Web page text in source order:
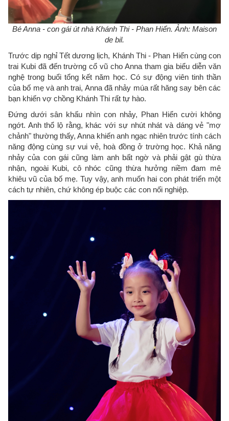
Bé Anna - con gái út nhà Khánh Thi - Phan Hiển. Ảnh: Maison
de bil.
Trước dịp nghỉ Tết dương lịch, Khánh Thi - Phan Hiển cùng con
trai Kubi đã đến trường cổ vũ cho Anna tham gia biểu diễn văn
nghệ trong buổi tổng kết năm học. Có sự động viên tinh thần
của bố mẹ và anh trai, Anna đã nhảy múa rất hăng say bên các
bạn khiến vợ chồng Khánh Thi rất tự hào.
Đứng dưới sân khấu nhìn con nhảy, Phan Hiển cười không
ngớt. Anh thổ lộ rằng, khác với sự nhút nhát và dáng vẻ "mợ
chảnh" thường thấy, Anna khiến anh ngạc nhiên trước tính cách
năng động cùng sự vui vẻ, hoà đồng ở trường học. Khả năng
nhảy của con gái cũng làm anh bất ngờ và phải gật gù thừa
nhận, ngoài Kubi, cô nhóc cũng thừa hưởng niềm đam mê
khiêu vũ của bố mẹ. Tuy vậy, anh muốn hai con phát triển một
cách tự nhiên, chứ không ép buộc các con nối nghiệp.